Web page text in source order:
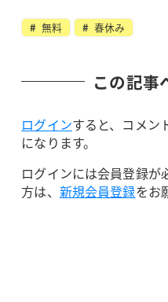
無料 春休み
この記事
ログインすると、コメン
になります。
ログインには会員登録が
方は、 新規会員登録をお